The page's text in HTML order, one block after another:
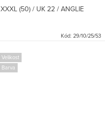
XXXL (50) / UK 22 / ANGLIE
Kód: 29/10/25/53
Velikost
Barva